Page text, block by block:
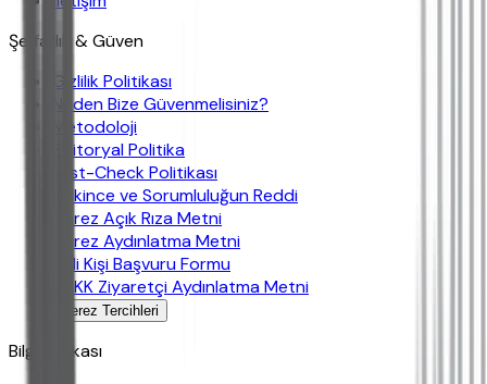
Şeffaflık & Güven
Gizlilik Politikası
Neden Bize Güvenmelisiniz?
Metodoloji
Editoryal Politika
Fast-Check Politikası
Çekince ve Sorumluluğun Reddi
Çerez Açık Rıza Metni
Çerez Aydınlatma Metni
İlgili Kişi Başvuru Formu
KVKK Ziyaretçi Aydınlatma Metni
Çerez Tercihleri
Bilgi Bankası